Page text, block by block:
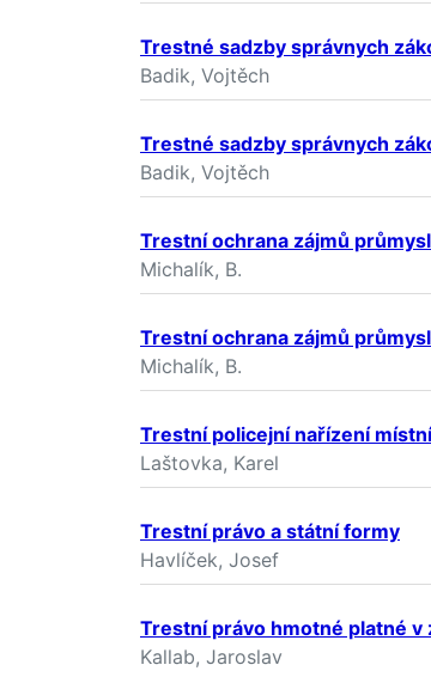
Trestné sadzby správnych
Badik, Vojtěch
Trestné sadzby správnych
Badik, Vojtěch
Trestní ochrana zájmů
Michalík, B.
Trestní ochrana zájmů
Michalík, B.
Trestní policejní nařízení
Laštovka, Karel
Trestní právo a státní formy
Havlíček, Josef
Trestní právo hmotné platné v
Kallab, Jaroslav